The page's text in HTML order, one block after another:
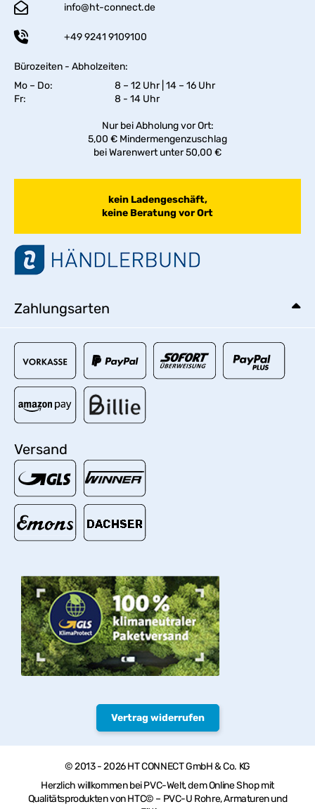
info@ht-connect.de
+49 9241 9109100
Bürozeiten - Abholzeiten:
Mo – Do:
8 – 12 Uhr | 14 – 16 Uhr
Fr:
8 - 14 Uhr
Nur bei Abholung vor Ort:
5,00 € Mindermengenzuschlag
bei Warenwert unter 50,00 €
kein Ladengeschäft,
keine Beratung vor Ort
Zahlungsarten
Versand
Vertrag widerrufen
© 2013 - 2026 HT CONNECT GmbH & Co. KG
Herzlich willkommen bei PVC-Welt, dem Online Shop mit
Qualitätsprodukten von HTC© – PVC-U Rohre, Armaturen und